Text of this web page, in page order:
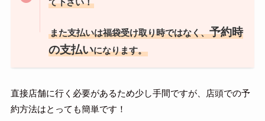
また支払いは福袋受け取り時ではなく、予約時
の支払いになります。
直接店舗に行く必要があるため少し手間ですが、店頭での予
約方法はとっても簡単です！